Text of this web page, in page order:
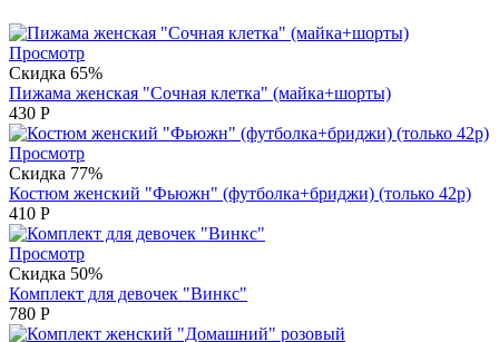
Просмотр
Скидка 65%
Пижама женская "Сочная клетка" (майка+шорты)
430 Р
Просмотр
Скидка 77%
Костюм женский "Фьюжн" (футболка+бриджи) (только 42р)
410 Р
Просмотр
Скидка 50%
Комплект для девочек "Винкс"
780 Р